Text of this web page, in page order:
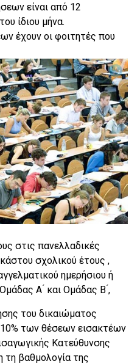
είναι από 12
ίδιου μήνα.
έχουν οι φοιτητές που
στις πανελλαδικές
σχολικού έτους ,
ημερήσιου ή
Α ́ και Ομάδας Β ́,
του δικαιώματος
των θέσεων εισακτέων
Κατεύθυνσης
τη βαθμολογία της